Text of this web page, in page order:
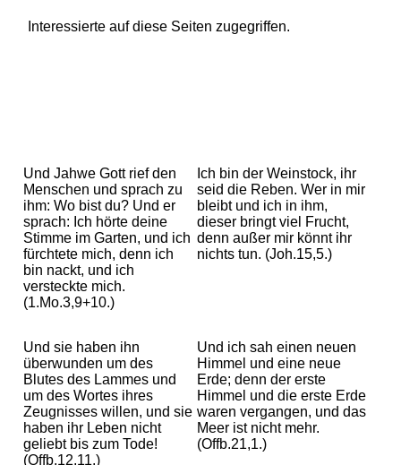
Interessierte auf diese Seiten zugegriffen.
Und Jahwe Gott rief den
Menschen und sprach zu
ihm: Wo bist du? Und er
sprach: Ich hörte deine
Stimme im Garten, und ich
fürchtete mich, denn ich
bin nackt, und ich
versteckte mich.
(1.Mo.3,9+10.)
Ich bin der Weinstock, ihr
seid die Reben. Wer in mir
bleibt und ich in ihm,
dieser bringt viel Frucht,
denn außer mir könnt ihr
nichts tun. (Joh.15,5.)
Und sie haben ihn
überwunden um des
Blutes des Lammes und
um des Wortes ihres
Zeugnisses willen, und sie
haben ihr Leben nicht
geliebt bis zum Tode!
(Offb.12,11.)
Und ich sah einen neuen
Himmel und eine neue
Erde; denn der erste
Himmel und die erste Erde
waren vergangen, und das
Meer ist nicht mehr.
(Offb.21,1.)